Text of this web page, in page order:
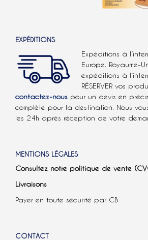
EXPÉDITIONS
Expéditions à
Europe, Royaume-
expéditions à
RÉSERVER vos
contactez-nous pour un devis en
complète pour la destination. Nous
les 24h après réception de votre
MENTIONS LÉGALES
Consultez notre politique de vente
Livraisons
Payer en toute sécurité par CB
CONTACT